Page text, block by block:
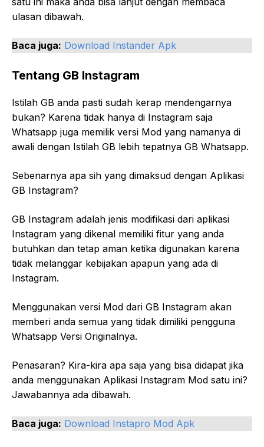
ulasan dibawah.
Baca juga: Download Instander Apk
Tentang GB Instagram
Istilah GB anda pasti sudah kerap mendengarnya
bukan? Karena tidak hanya di Instagram saja
Whatsapp juga memilik versi Mod yang namanya di
awali dengan Istilah GB lebih tepatnya GB Whatsapp.
Sebenarnya apa sih yang dimaksud dengan Aplikasi
GB Instagram?
GB Instagram adalah jenis modifikasi dari aplikasi
Instagram yang dikenal memiliki fitur yang anda
butuhkan dan tetap aman ketika digunakan karena
tidak melanggar kebijakan apapun yang ada di
Instagram.
Menggunakan versi Mod dari GB Instagram akan
memberi anda semua yang tidak dimiliki pengguna
Whatsapp Versi Originalnya.
Penasaran? Kira-kira apa saja yang bisa didapat jika
anda menggunakan Aplikasi Instagram Mod satu ini?
Jawabannya ada dibawah.
Baca juga: Download Instapro Mod Apk